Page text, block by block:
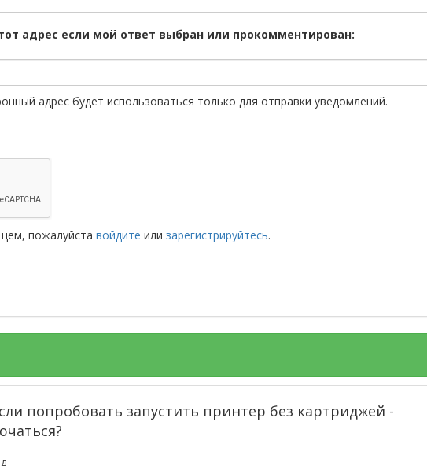
адрес если мой ответ выбран или прокомментирован:
адрес будет использоваться только для отправки уведомлений.
пожалуйста войдите или зарегистрируйтесь.
попробовать запустить принтер без картриджей -